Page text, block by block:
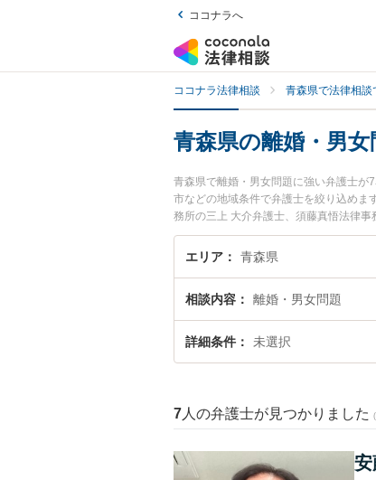
ココナラへ
ココナラ法律相談 青森県で法律相談
青森県の離婚・男
青森県で離婚・男女問題に強い弁護士が
市などの地域条件で弁護士を絞り込めま
務所の三上 大介弁護士、須藤真悟法律
題のトラブルを今すぐに弁護士に相談し
県内の弁護士に相談予約したい』などで
エリア 青森県
相談内容 離婚・男女問題
詳細条件 未選択
7 人の弁護士が見つかりました